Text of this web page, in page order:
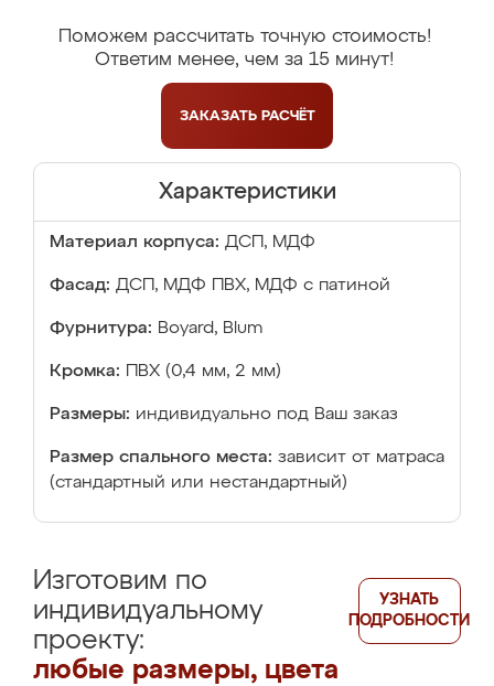
Поможем рассчитать точную стоимость!
Ответим менее, чем за 15 минут!
ЗАКАЗАТЬ РАСЧЁТ
Характеристики
Материал корпуса: ДСП, МДФ
Фасад: ДСП, МДФ ПВХ, МДФ с патиной
Фурнитура: Boyard, Blum
Кромка: ПВХ (0,4 мм, 2 мм)
Размеры: индивидуально под Ваш заказ
Размер спального места: зависит от матраса
(стандартный или нестандартный)
Изготовим по
индивидуальному
проекту:
любые размеры, цвета
УЗНАТЬ
ПОДРОБНОСТИ